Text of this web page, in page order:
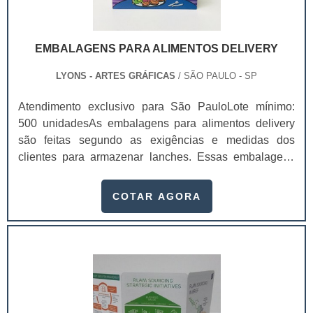
uma identificação perfeita para o seu produto..
EMBALAGENS PARA ALIMENTOS DELIVERY
LYONS - ARTES GRÁFICAS / SÃO PAULO - SP
Atendimento exclusivo para São PauloLote mínimo:
500 unidadesAs embalagens para alimentos delivery
são feitas segundo as exigências e medidas dos
clientes para armazenar lanches. Essas embalagens
consumidores, não só por dar mais sofisticação, mas
telefone e outros canais diretos de comunicação.Com a
em panfletos e cartões de divulgação da empresa,
reduzindo os custos com publicidade. Além disso, ela
gera uma maior confiança para o consumidor, pois ele
verá um pacote belo e bem protegido.Vantagens das
COTAR AGORA